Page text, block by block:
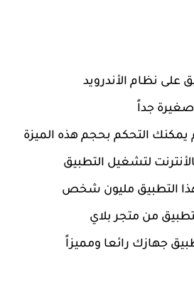
على نظام الأندرويد
جداً
التحكم بحجم هذه الميزة
لتشغيل التطبيق
التطبيق مليون شخص
من متجر بلاي
جهازك رائعا ومميزاً